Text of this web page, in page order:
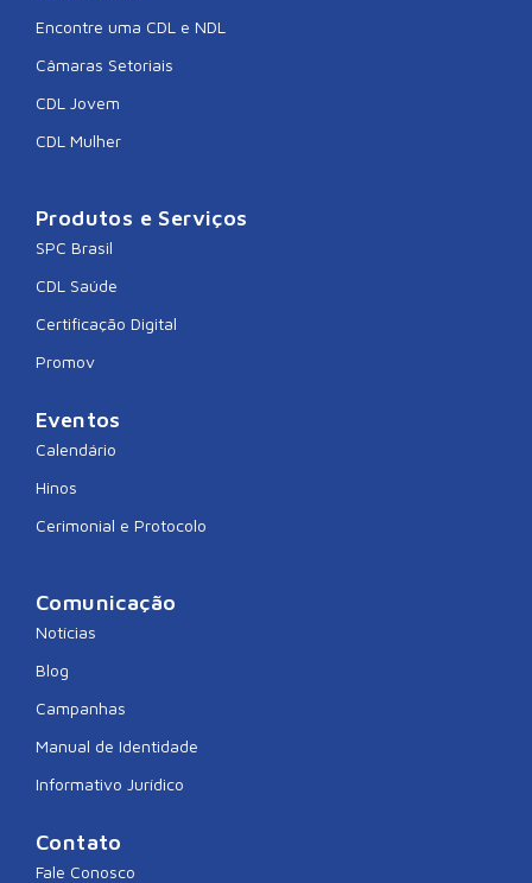
Encontre uma CDL e NDL
Câmaras Setoriais
CDL Jovem
CDL Mulher
Produtos e Serviços
SPC Brasil
CDL Saúde
Certificação Digital
Promov
Eventos
Calendário
Hinos
Cerimonial e Protocolo
Comunicação
Notícias
Blog
Campanhas
Manual de Identidade
Informativo Jurídico
Contato
Fale Conosco